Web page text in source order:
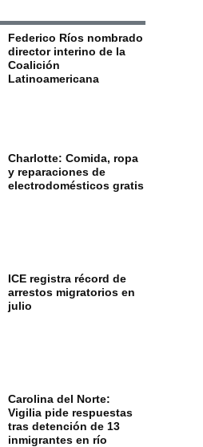
Federico Ríos nombrado
director interino de la
Coalición
Latinoamericana
Charlotte: Comida, ropa
y reparaciones de
electrodomésticos gratis
ICE registra récord de
arrestos migratorios en
julio
Carolina del Norte:
Vigilia pide respuestas
tras detención de 13
inmigrantes en río